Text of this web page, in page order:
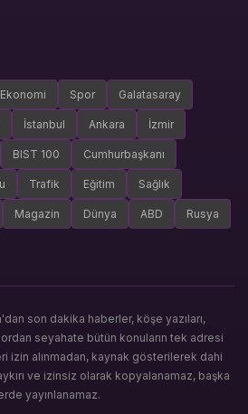
Ekonomi Spor Galatasaray
İstanbul Ankara İzmir
BIST 100 Cumhurbaşkanı
Trafik Eğitim Sağlık
Magazin Dünya ABD Rusya
son dakika haberler, köşe yazıları,
seyahate bütün konuların tek adresi
izin alınmadan, kaynak gösterilerek dahi
ve izinsiz olarak kopyalanamaz, başka
yayınlanamaz.